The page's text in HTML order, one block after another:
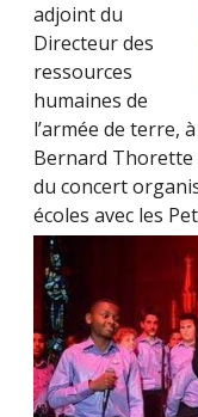
adjoint du
Directeur des
ressources
humaines de
l’armée de terre,
Bernard Thorette
du concert
écoles avec les